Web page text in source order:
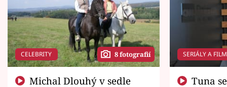
CELEBRITY 8 fotografií SERIÁLY A